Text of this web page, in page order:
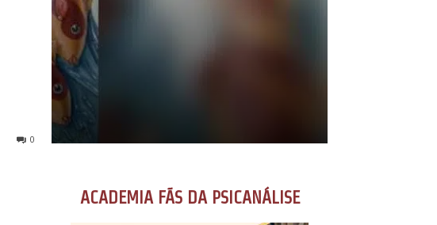
0
ACADEMIA FÃS DA PSICANÁLISE